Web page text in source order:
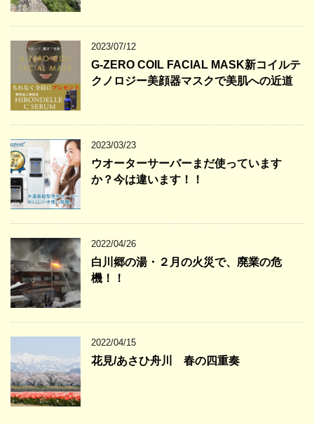
2023/07/12
G-ZERO COIL FACIAL MASK新コイルテ
クノロジー美顔器マスクで美肌への近道
2023/03/23
ウオーターサーバーまだ使っています
か？今は違います！！
2022/04/26
白川郷の湯・２月の火災で、廃業の危
機！！
2022/04/15
花見/あさひ舟川 春の四重奏